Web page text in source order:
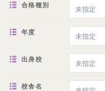
合格種別
年度
出身校
校舎名